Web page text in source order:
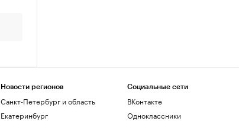
Новости регионов
Санкт-Петербург и область
Екатеринбург
Социальные сети
ВКонтакте
Одноклассники